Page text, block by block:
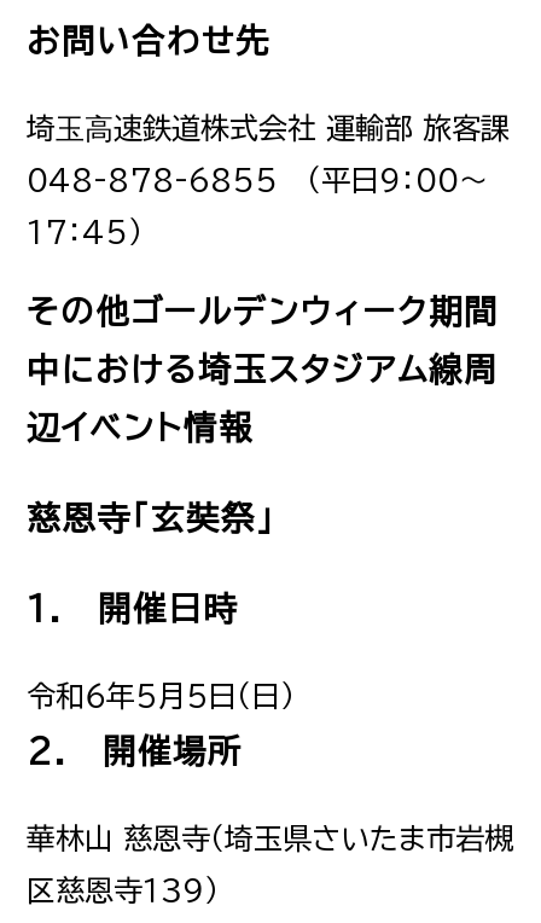
お問い合わせ先
埼⽟⾼速鉄道株式会社 運輸部 旅客課
048-878-6855 （平日9：00～
17：45）
その他ゴールデンウィーク期間
中における埼玉スタジアム線周
辺イベント情報
慈恩寺「玄奘祭」
1. 開催日時
令和６年５月５日（日）
2. 開催場所
華林山 慈恩寺（埼玉県さいたま市岩槻
区慈恩寺１３９）